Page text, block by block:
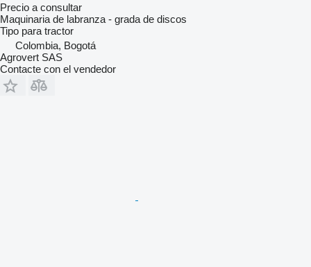
Precio a consultar
Maquinaria de labranza - grada de discos
Tipo para tractor
Colombia, Bogotá
Agrovert SAS
Contacte con el vendedor